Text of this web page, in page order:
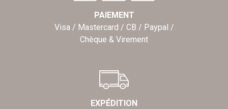
PAIEMENT
Visa / Mastercard / CB / Paypal /
Chèque & Virement
EXPÉDITION